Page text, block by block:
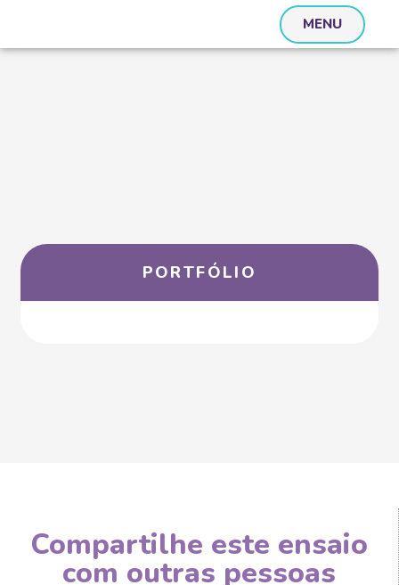
MENU
PORTFÓLIO
Compartilhe este ensaio
com outras pessoas